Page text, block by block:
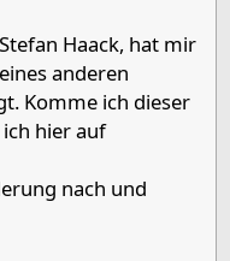
Haack, hat mir
anderen
Komme ich dieser
hier auf
nach und